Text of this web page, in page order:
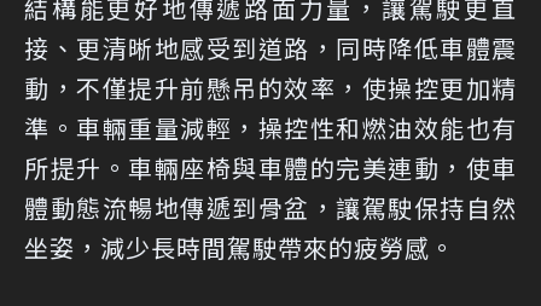
結構能更好地傳遞路面力量，讓駕駛更直
接、更清晰地感受到道路，同時降低車體震
動，不僅提升前懸吊的效率，使操控更加精
準。車輛重量減輕，操控性和燃油效能也有
所提升。車輛座椅與車體的完美連動，使車
體動態流暢地傳遞到骨盆，讓駕駛保持自然
坐姿，減少長時間駕駛帶來的疲勞感。